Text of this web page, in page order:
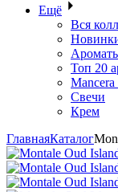
Ещё
Вся
Топ 20
Mancera
Свечи
Крем
ГлавнаяКаталог